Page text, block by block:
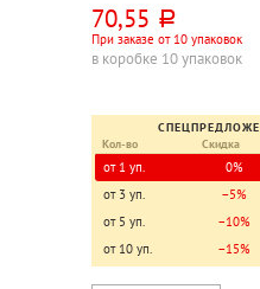
70,55 руб.
При заказе от 10 упаковок
в коробке 10 упаковок
Кол-во
Скидка
от 1 уп. 0%
от 3 уп.
−5%
от 5 уп.
−10%
от 10 уп.
−15%